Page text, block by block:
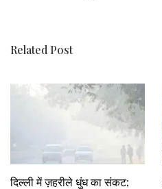
Related Post
दिल्ली में ज़हरीले धुंध का संकट;